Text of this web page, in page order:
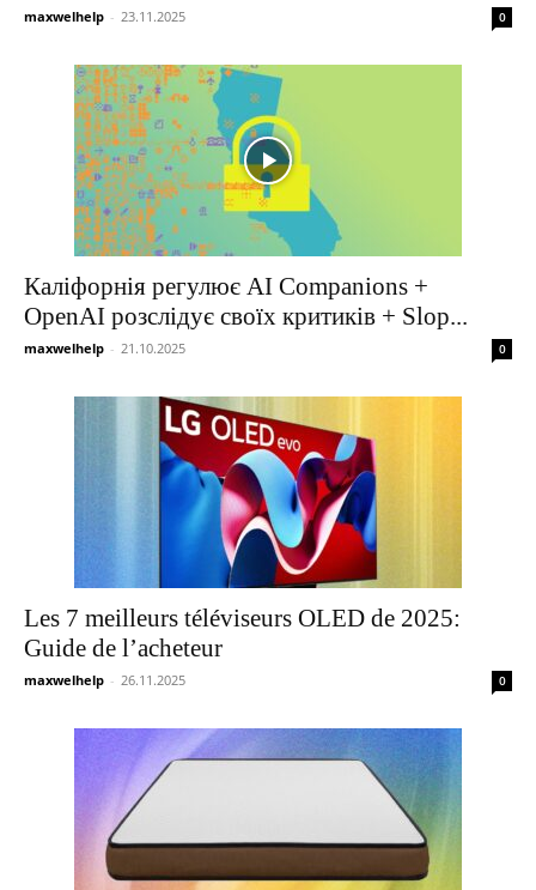
maxwelhelp - 23.11.2025 0
Каліфорнія регулює AI Companions +
OpenAI розслідує своїх критиків + Slop...
maxwelhelp - 21.10.2025 0
Les 7 meilleurs téléviseurs OLED de 2025:
Guide de l’acheteur
maxwelhelp - 26.11.2025 0